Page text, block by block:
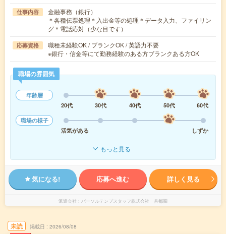
仕事内容
金融事務（銀行）
＊各種伝票処理＊入出金等の処理＊データ入力、ファイリン
グ＊電話応対（少な目です）
応募資格
職種未経験OK / ブランクOK / 英語力不要
※銀行・信金等にて勤務経験のある方ブランクある方OK
職場の雰囲気
年齢層
20代
30代 40代 50代
60代
職場の様子
活気がある
しずか
もっと見る
気になる! 応募へ進む 詳しく見る
派遣会社 パーソルテンプスタッフ株式会社 首都圏
未読 掲載日 2026/08/08